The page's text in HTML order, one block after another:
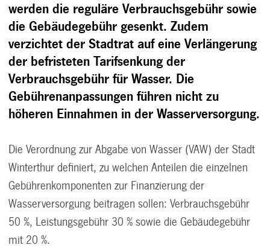
werden die reguläre Verbrauchsgebühr sowie
die Gebäudegebühr gesenkt. Zudem
verzichtet der Stadtrat auf eine Verlängerung
der befristeten Tarifsenkung der
Verbrauchsgebühr für Wasser. Die
Gebührenanpassungen führen nicht zu
höheren Einnahmen in der Wasserversorgung.
Die Verordnung zur Abgabe von Wasser (VAW) der Stadt
Winterthur definiert, zu welchen Anteilen die einzelnen
Gebührenkomponenten zur Finanzierung der
Wasserversorgung beitragen sollen: Verbrauchsgebühr
50 %, Leistungsgebühr 30 % sowie die Gebäudegebühr
mit 20 %.